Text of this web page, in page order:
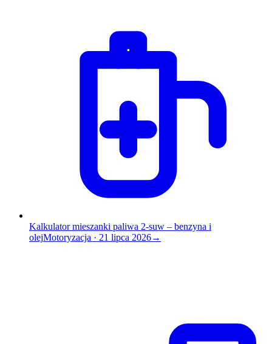
Kalkulator mieszanki paliwa 2-suw – benzyna i
olejMotoryzacja · 21 lipca 2026→